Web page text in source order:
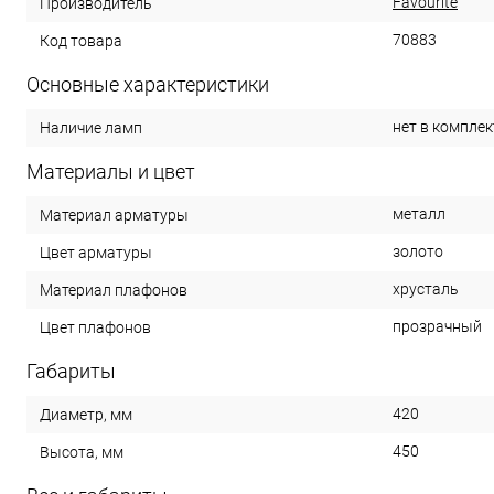
Код товара 70883
Основные характеристики
Наличие ламп нет в
Материалы и цвет
Материал арматуры металл
Цвет арматуры золото
Материал плафонов хрусталь
Цвет плафонов прозрачный
Габариты
Диаметр, мм 420
Высота, мм 450